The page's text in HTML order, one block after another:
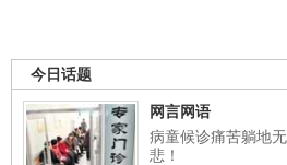
今日话题
网言网语
病童候诊痛苦躺地无
悲！